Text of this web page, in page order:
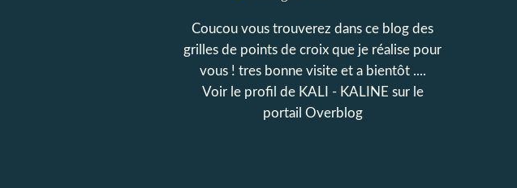
Coucou vous trouverez dans ce blog des
grilles de points de croix que je réalise pour
vous ! tres bonne visite et a bientôt ....
Voir le profil de KALI - KALINE sur le
portail Overblog